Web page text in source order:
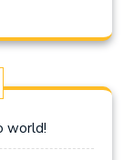
world!